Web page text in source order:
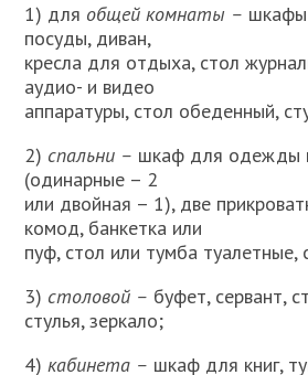
1) для общей комнаты – шкафы
посуды, диван,
кресла для отдыха, стол
аудио- и видео­
аппаратуры, стол обеденный,
2) спальни – шкаф для одежды
(одинарные – 2
или двойная – 1), две
комод, банкетка или
пуф, стол или тумба туалетные,
3) столовой – буфет, сервант,
стулья, зеркало;
4)кабинета – шкаф для книг,